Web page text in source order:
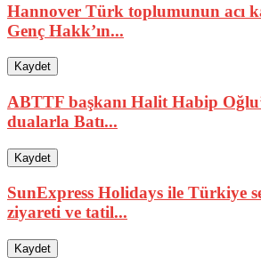
Hannover Türk toplumunun acı
Genç Hakk’ın...
Kaydet
ABTTF başkanı Halit Habip
dualarla Batı...
Kaydet
SunExpress Holidays ile Türkiye
ziyareti ve tatil...
Kaydet